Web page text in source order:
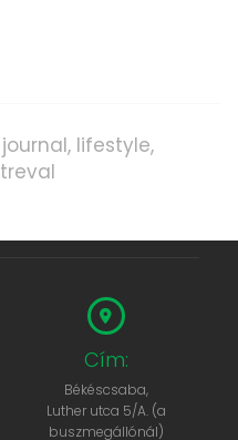
journal lifestyle
treval
Cím:
Békéscsaba,
Luther utca 5/A. (a
buszmegállónál)